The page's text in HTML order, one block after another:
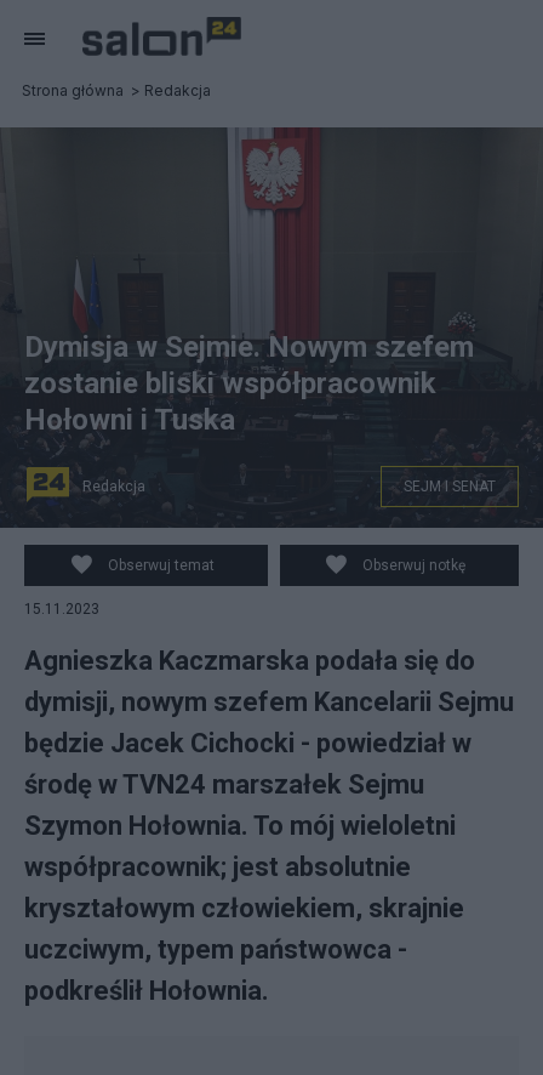
Strona główna Redakcja
Ważna dymisja w Sejmie. Fot. PAP/Radek Pietruszka
Dymisja w Sejmie. Nowym szefem
zostanie bliski współpracownik
Hołowni i Tuska
Redakcja SEJM I SENAT
Obserwuj temat Obserwuj notkę
15.11.2023
Agnieszka Kaczmarska podała się do
dymisji, nowym szefem Kancelarii Sejmu
będzie Jacek Cichocki - powiedział w
środę w TVN24 marszałek Sejmu
Szymon Hołownia. To mój wieloletni
współpracownik; jest absolutnie
kryształowym człowiekiem, skrajnie
uczciwym, typem państwowca -
podkreślił Hołownia.